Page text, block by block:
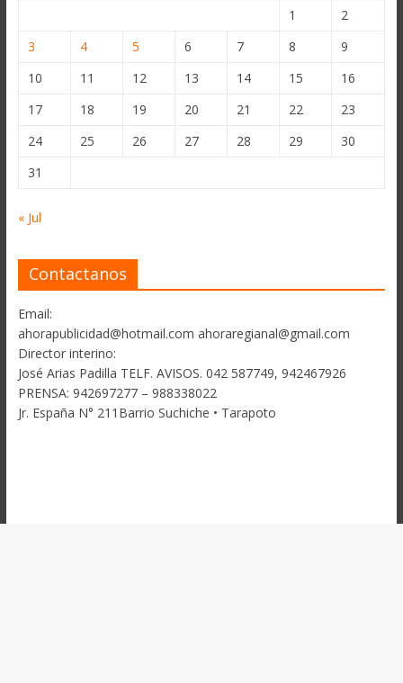
1
2
3
4 5 6 7 8
9
10
11 12 13 14 15
16
17
18 19 20 21 22
23
24
25 26 27 28 29
30
31
« Jul
Contactanos
Email:
ahorapublicidad@hotmail.com ahoraregianal@gmail.com
Director interino:
José Arias Padilla TELF. AVISOS. 042 587749, 942467926
PRENSA: 942697277 – 988338022
Jr. España N° 211Barrio Suchiche • Tarapoto